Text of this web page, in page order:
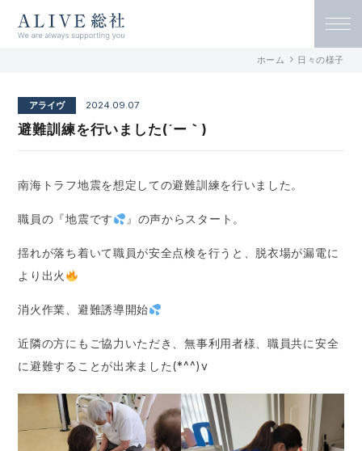
アンソレイユ総社
ホーム 日々の様子
アライヴ 2024.09.07
避難訓練を行いました(´ー｀)
南海トラフ地震を想定しての避難訓練を行いました。
職員の『地震です 』の声からスタート。
揺れが落ち着いて職員が安全点検を行うと、脱衣場が漏電に
より出火
消火作業、避難誘導開始
近隣の方にもご協力いただき、無事利用者様、職員共に安全
に避難することが出来ました(*^^)v